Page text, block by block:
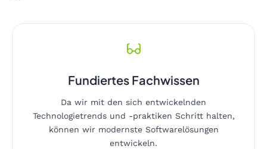
Fundiertes Fachwissen
Da wir mit den sich entwickelnden
Technologietrends und -praktiken Schritt halten,
können wir modernste Softwarelösungen
entwickeln.